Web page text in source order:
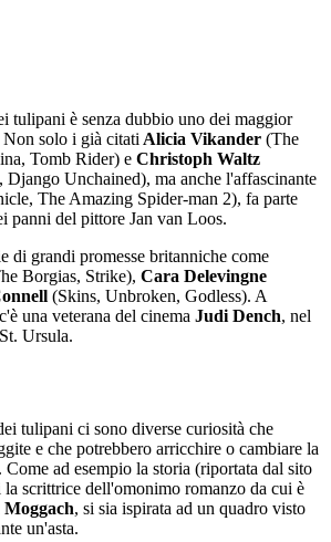
tulipani è senza dubbio uno dei maggior
solo i già citati Alicia Vikander (The
Tomb Rider) e Christoph Waltz
Django Unchained), ma anche l'affascinante
The Amazing Spider-man 2), fa parte
panni del pittore Jan van Loos.
di grandi promesse britanniche come
Borgias, Strike), Cara Delevingne
(Skins, Unbroken, Godless). A
una veterana del cinema Judi Dench, nel
Ursula.
tulipani ci sono diverse curiosità che
e che potrebbero arricchire o cambiare la
ad esempio la storia (riportata dal sito
la scrittrice dell'omonimo romanzo da cui è
, si sia ispirata ad un quadro visto
un'asta.